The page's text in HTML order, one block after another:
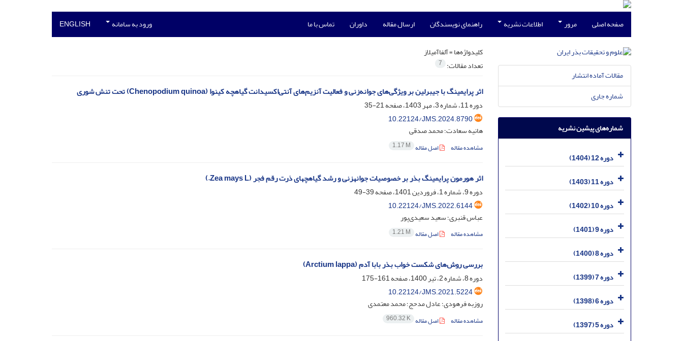
صفحه اصلی مرور اطلاعات نشریه راهنمای نویسندگان ارسال مقاله داوران تماس با ما ورود به سامانه ENGLISH
کلیدواژه‌ها =آلفاآمیلاز
تعداد مقالات: 7
اثر پرایمینگ با جیبرلین بر ویژگی‌های جوانه‌زنی و فعالیت آنزیم‌های آنتی‌اکسیدانت گیاهچه کینوا (Chenopodium quinoa) تحت تنش شوری
دوره 11، شماره 3، مهر 1403، صفحه
21-35
10.22124/JMS.2024.8790
هانیه سعادت؛ محمد صدقی
مشاهده مقاله اصل مقاله 1.17 M
اثر هورمون پرایمینگ بذر بر خصوصیات جوانه‏زنی و رشد گیاهچه‏ای‏ ذرت رقم فجر (Zea mays L.)
دوره 9، شماره 1، فروردین 1401، صفحه
39-49
10.22124/JMS.2022.6144
عباس قنبری؛ سعید سعیدی‌پور
مشاهده مقاله اصل مقاله 1.21 M
بررسی روش‌های شکست خواب بذر بابا آدم (Arctium lappa)
دوره 8، شماره 2، تیر 1400، صفحه
161-175
10.22124/JMS.2021.5224
روزبه فرهودی؛ عادل مدحج؛ محمد معتمدی
مشاهده مقاله اصل مقاله 960.32 K
مقالات آماده انتشار
شماره جاری
شماره‌های پیشین نشریه
دوره 12 (1404)
دوره 11 (1403)
دوره 10 (1402)
دوره 9 (1401)
دوره 8 (1400)
دوره 7 (1399)
دوره 6 (1398)
دوره 5 (1397)